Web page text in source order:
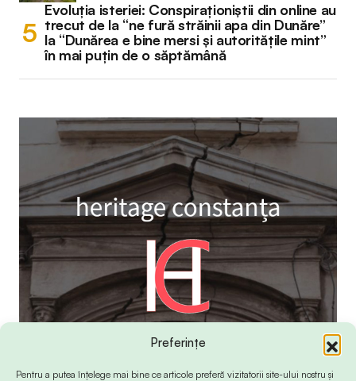
Preferințe
Pentru a putea înțelege mai bine ce articole preferă vizitatorii site-ului nostru și
Evoluția isteriei: Conspiraționiștii din online au
trecut de la “ne fură străinii apa din Dunăre”
la “Dunărea e bine mersi și autoritățile mint”
în mai puțin de o săptămână